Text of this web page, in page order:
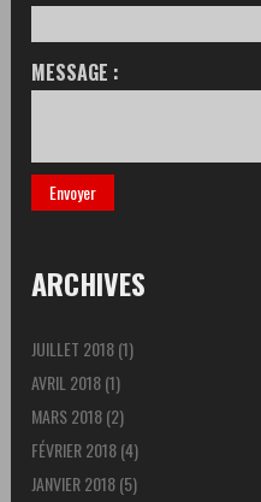
MESSAGE :
ARCHIVES
JUILLET 2018(1)
AVRIL 2018(1)
MARS 2018(2)
FÉVRIER 2018(4)
JANVIER 2018(5)